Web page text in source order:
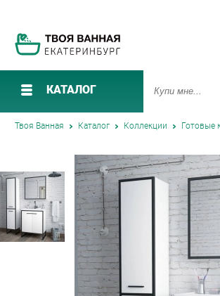
КАТАЛОГ
Твоя Ванная Каталог Коллекции Готовые